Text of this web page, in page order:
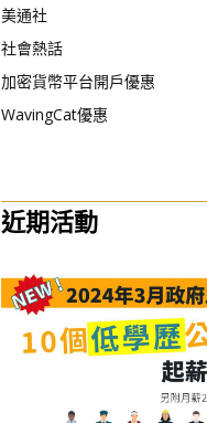
美通社
社會熱話
加密貨幣平台開戶優惠
WavingCat優惠
近期活動